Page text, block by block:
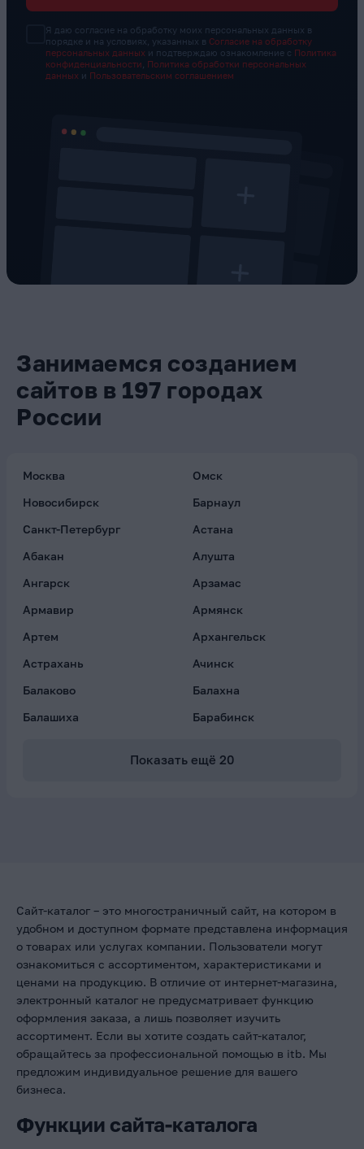
Я даю согласие на обработку моих персональных данных в
порядке и на условиях, указанных в Согласие на обработку
персональных данных и подтверждаю ознакомление с Политика
конфиденциальности
Политика обработки персональных
данных и Пользовательским соглашением
Занимаемся созданием
сайтов в 197 городах
России
Москва
Омск
Новосибирск
Барнаул
Санкт-Петербург
Астана
Абакан
Алушта
Ангарск
Арзамас
Армавир
Армянск
Артем
Архангельск
Астрахань
Ачинск
Балаково
Балахна
Балашиха
Барабинск
Показать ещё 20
Сайт-каталог – это многостраничный сайт, на котором в
удобном и доступном формате представлена информация
о товарах или услугах компании. Пользователи могут
ознакомиться с ассортиментом, характеристиками и
ценами на продукцию. В отличие от интернет-магазина,
электронный каталог не предусматривает функцию
оформления заказа, а лишь позволяет изучить
ассортимент. Если вы хотите создать сайт-каталог,
обращайтесь за профессиональной помощью в itb. Мы
предложим индивидуальное решение для вашего
бизнеса.
Функции сайта-каталога